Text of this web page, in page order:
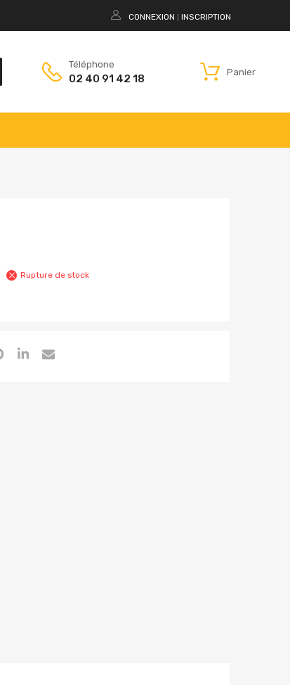
CONNEXION INSCRIPTION
Téléphone
02 40 91 42 18
Panier
Rupture de stock